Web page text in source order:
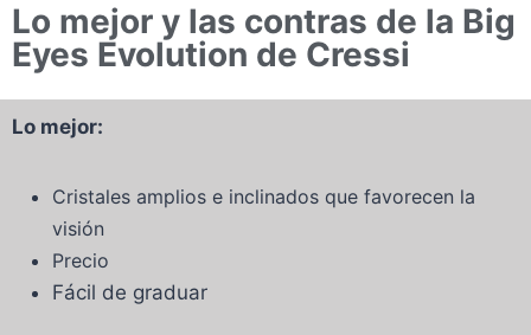
Lo mejor y las contras de la Big
Eyes Evolution de Cressi
Lo mejor:
Cristales amplios e inclinados que favorecen la
visión
Precio
Fácil de graduar